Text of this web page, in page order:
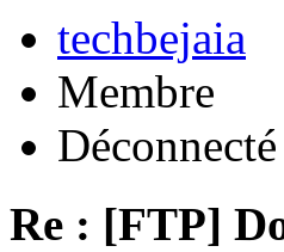
techbejaia
Membre
Déconnecté
Re : [FTP]